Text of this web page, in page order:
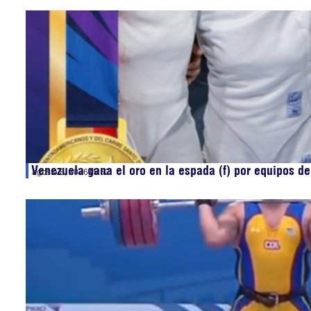
Venezuela gana el oro en la espada (f) por equipos
agosto 8, 202615:52